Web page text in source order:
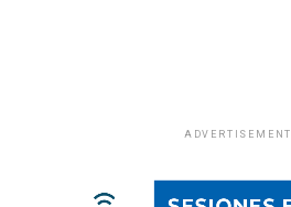
ADVERTISEMENT